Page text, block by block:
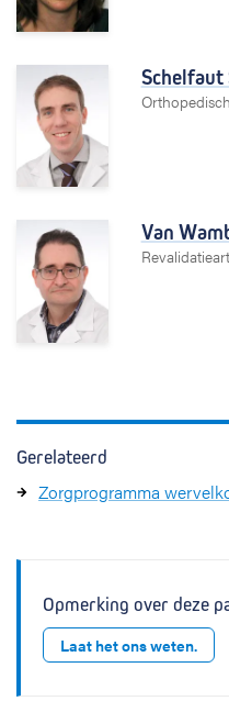
Schelfaut
Van
Gerelateerd
Zorgprogramma
Opmerking over deze
Laat het ons weten.